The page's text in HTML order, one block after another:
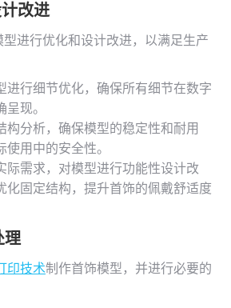
改进
型进行优化和设计改进，以满足生产
进行细节优化，确保所有细节在数字
现。
构分析，确保模型的稳定性和耐用
用中的安全性。
际需求，对模型进行功能性设计改
化固定结构，提升首饰的佩戴舒适度
理
印技术制作首饰模型，并进行必要的